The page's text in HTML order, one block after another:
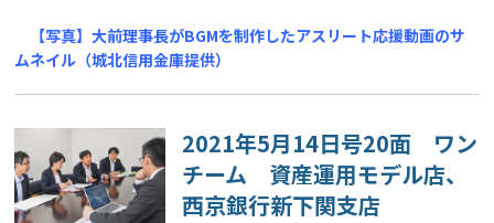
【写真】大前理事長がBGMを制作したアスリート応援動画のサ
ムネイル（城北信用金庫提供）
2021年5月14日号20面 ワン
チーム 資産運用モデル店、
西京銀行新下関支店